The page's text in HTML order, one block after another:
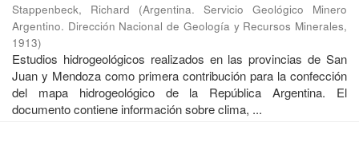
Stappenbeck, Richard (Argentina. Servicio Geológico Minero
Argentino. Dirección Nacional de Geología y Recursos Minerales,
1913)
Estudios hidrogeológicos realizados en las provincias de San
Juan y Mendoza como primera contribución para la confección
del mapa hidrogeológico de la República Argentina. El
documento contiene información sobre clima, ...